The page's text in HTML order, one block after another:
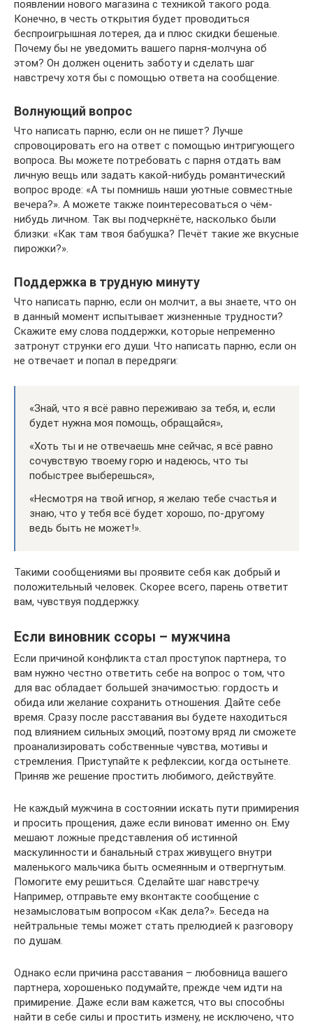
появлении нового магазина с техникой такого рода.
Конечно, в честь открытия будет проводиться
беспроигрышная лотерея, да и плюс скидки бешеные.
Почему бы не уведомить вашего парня-молчуна об
этом? Он должен оценить заботу и сделать шаг
навстречу хотя бы с помощью ответа на сообщение.
Волнующий вопрос
Что написать парню, если он не пишет? Лучше
спровоцировать его на ответ с помощью интригующего
вопроса. Вы можете потребовать с парня отдать вам
личную вещь или задать какой-нибудь романтический
вопрос вроде: «А ты помнишь наши уютные совместные
вечера?». А можете также поинтересоваться о чём-
нибудь личном. Так вы подчеркнёте, насколько были
близки: «Как там твоя бабушка? Печёт такие же вкусные
пирожки?».
Поддержка в трудную минуту
Что написать парню, если он молчит, а вы знаете, что он
в данный момент испытывает жизненные трудности?
Скажите ему слова поддержки, которые непременно
затронут струнки его души. Что написать парню, если он
не отвечает и попал в передряги:
«Знай, что я всё равно переживаю за тебя, и, если
будет нужна моя помощь, обращайся»,
«Хоть ты и не отвечаешь мне сейчас, я всё равно
сочувствую твоему горю и надеюсь, что ты
побыстрее выберешься»,
«Несмотря на твой игнор, я желаю тебе счастья и
знаю, что у тебя всё будет хорошо, по-другому
ведь быть не может!».
Такими сообщениями вы проявите себя как добрый и
положительный человек. Скорее всего, парень ответит
вам, чувствуя поддержку.
Если виновник ссоры – мужчина
Если причиной конфликта стал проступок партнера, то
вам нужно честно ответить себе на вопрос о том, что
для вас обладает большей значимостью: гордость и
обида или желание сохранить отношения. Дайте себе
время. Сразу после расставания вы будете находиться
под влиянием сильных эмоций, поэтому вряд ли сможете
проанализировать собственные чувства, мотивы и
стремления. Приступайте к рефлексии, когда остынете.
Приняв же решение простить любимого, действуйте.
Не каждый мужчина в состоянии искать пути примирения
и просить прощения, даже если виноват именно он. Ему
мешают ложные представления об истинной
маскулинности и банальный страх живущего внутри
маленького мальчика быть осмеянным и отвергнутым.
Помогите ему решиться. Сделайте шаг навстречу.
Например, отправьте ему вконтакте сообщение с
незамысловатым вопросом «Как дела?». Беседа на
нейтральные темы может стать прелюдией к разговору
по душам.
Однако если причина расставания – любовница вашего
партнера, хорошенько подумайте, прежде чем идти на
примирение. Даже если вам кажется, что вы способны
найти в себе силы и простить измену, не исключено, что